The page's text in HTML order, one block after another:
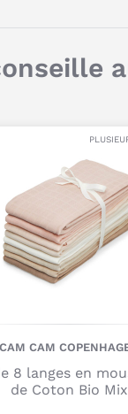
?
CAM CAM
8 langes en
de Coton Bio Mix